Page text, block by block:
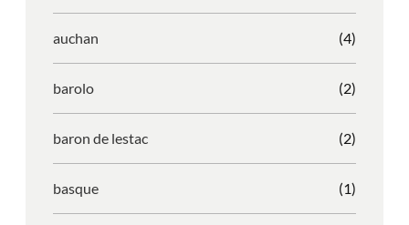
auchan (4)
barolo (2)
baron de lestac (2)
basque (1)